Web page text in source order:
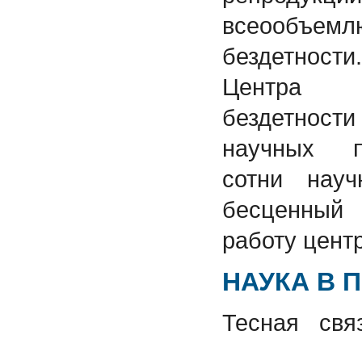
Центра
научных
сотни
бесценный
работу
НАУКА В
Тесная